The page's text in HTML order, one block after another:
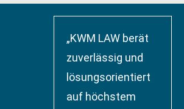
„KWM LAW berät
zuverlässig und
lösungsorientiert
auf höchstem